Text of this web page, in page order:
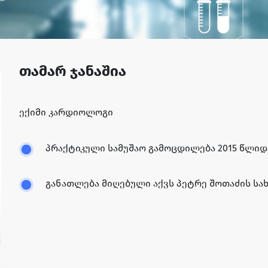
თამარ ჯანაშია
ექიმი კარდიოლოგი
პრაქტიკული სამუშაო გამოცდილება 2015
განათლება მიღებული აქვს პეტრე შოთაძის